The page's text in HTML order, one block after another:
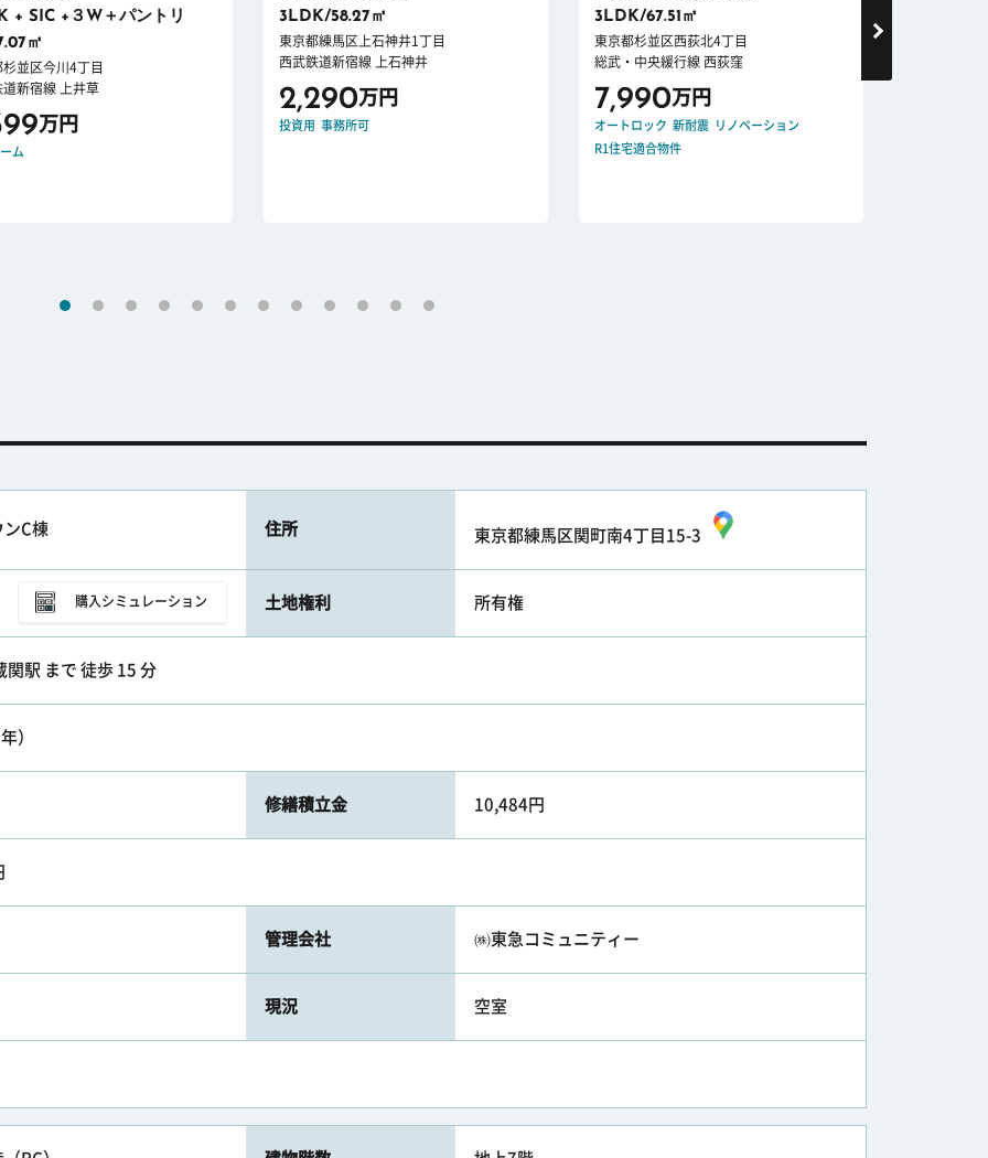
+ SIC +３W＋パントリ
㎡
並区今川4丁目
道新宿線 上井草
万円
ム
3LDK/58.27㎡
東京都練馬区上石神井1丁目
西武鉄道新宿線 上石神井
2,290万円
投資用 事務所可
3LDK/67.51㎡
東京都杉並区西荻北4丁目
総武・中央緩行線 西荻窪
7,990万円
オートロック 新耐震
リノベーション
R1住宅適合物件
ンC棟 住所 東京都練馬区関町南4丁目15-3
購入シミュレーション 土地権利 所有権
関駅 まで 徒歩 15 分
）
修繕積立金 10,484円
管理会社 ㈱東急コミュニティー
現況 空室